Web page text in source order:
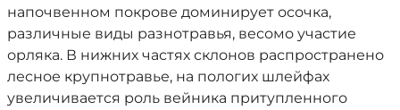
напочвенном покрове доминирует осочка,
различные виды разнотравья, весомо участие
орляка. В нижних частях склонов распространено
лесное крупнотравье, на пологих шлейфах
увеличивается роль вейника притупленного